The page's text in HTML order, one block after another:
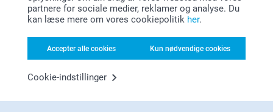
partnere for sociale medier, reklamer og analyse. Du
kan læse mere om vores cookiepolitik her.
Accepter alle cookies Kun nødvendige cookies
Cookie-indstillinger